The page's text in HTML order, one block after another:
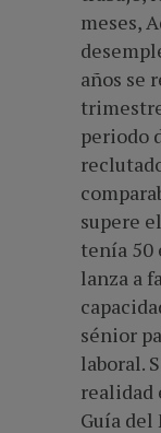
meses,
años se
periodo
supere
tenía 50
lanza a
sénior
laboral.
realidad
Guía del